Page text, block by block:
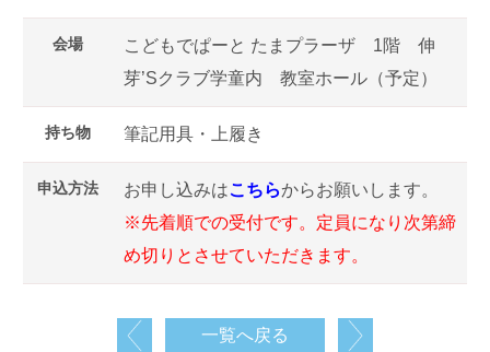
会場
こどもでぱーと たまプラーザ 1階 伸
芽’Sクラブ学童内 教室ホール（予定）
持ち物 筆記用具・上履き
申込方法 お申し込みはこちらからお願いします。
※先着順での受付です。定員になり次第締
め切りとさせていただきます。
一覧へ戻る